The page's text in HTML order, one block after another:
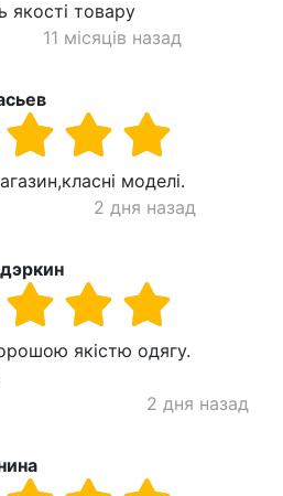
якості товару
11 місяців назад
моделі.
2 дня назад
якістю одягу.
2 дня назад